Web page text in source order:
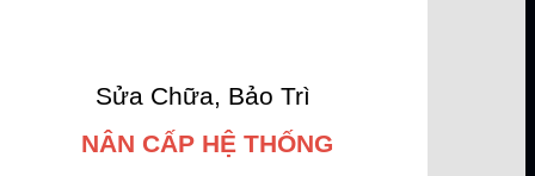
Sửa Chữa, Bảo Trì
NÂN CẤP HỆ THỐNG